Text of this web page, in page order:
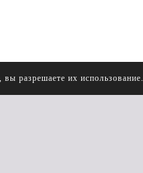
разрешаете их использование.